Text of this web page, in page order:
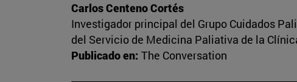
Carlos Centeno Cortés
Investigador principal del Grupo Cuidados
del Servicio de Medicina Paliativa de la
Publicado en: The Conversation